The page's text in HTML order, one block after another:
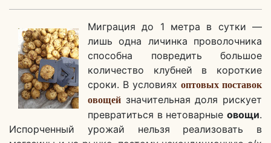
Миграция до 1 метра в сутки —
лишь одна личинка проволочника
способна повредить большое
количество клубней в короткие
сроки. В условиях оптовых поставок
овощей значительная доля рискует
превратиться в нетоварные овощи.
Испорченный урожай нельзя реализовать в